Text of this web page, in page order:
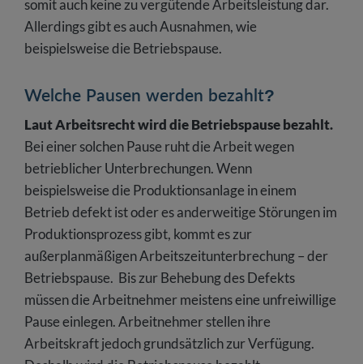
somit auch keine zu vergütende Arbeitsleistung dar.
Allerdings gibt es auch Ausnahmen, wie
beispielsweise die Betriebspause.
Welche Pausen werden bezahlt?
Laut Arbeitsrecht wird die Betriebspause bezahlt.
Bei einer solchen Pause ruht die Arbeit wegen
betrieblicher Unterbrechungen. Wenn
beispielsweise die Produktionsanlage in einem
Betrieb defekt ist oder es anderweitige Störungen im
Produktionsprozess gibt, kommt es zur
außerplanmäßigen Arbeitszeitunterbrechung – der
Betriebspause. Bis zur Behebung des Defekts
müssen die Arbeitnehmer meistens eine unfreiwillige
Pause einlegen. Arbeitnehmer stellen ihre
Arbeitskraft jedoch grundsätzlich zur Verfügung.